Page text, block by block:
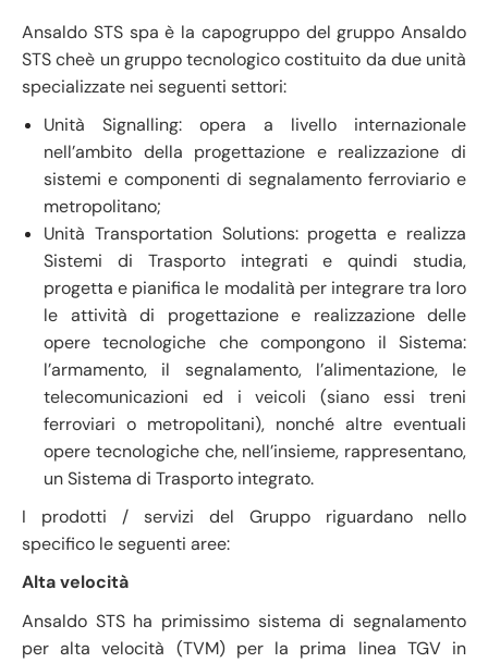
Ansaldo STS spa è la capogruppo del gruppo Ansaldo
STS cheè un gruppo tecnologico costituito da due unità
specializzate nei seguenti settori:
Unità Signalling: opera a livello internazionale
nell’ambito della progettazione e realizzazione di
sistemi e componenti di segnalamento ferroviario e
metropolitano;
Unità Transportation Solutions: progetta e realizza
Sistemi di Trasporto integrati e quindi studia,
progetta e pianifica le modalità per integrare tra loro
le attività di progettazione e realizzazione delle
opere tecnologiche che compongono il Sistema:
l’armamento, il segnalamento, l’alimentazione, le
telecomunicazioni ed i veicoli (siano essi treni
ferroviari o metropolitani), nonché altre eventuali
opere tecnologiche che, nell’insieme, rappresentano,
un Sistema di Trasporto integrato.
I prodotti / servizi del Gruppo riguardano nello
specifico le seguenti aree:
Alta velocità
Ansaldo STS ha primissimo sistema di segnalamento
per alta velocità (TVM) per la prima linea TGV in